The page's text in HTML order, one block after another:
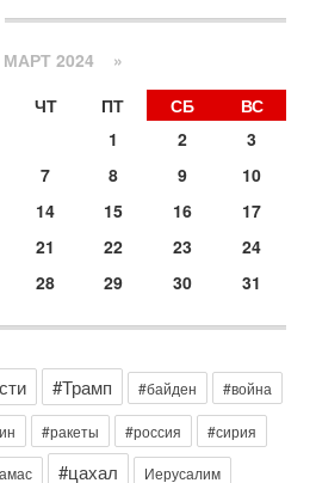
до крайних мер? Разбор и
Давида Шарпа
Ирана и США накаляется
в самый последний момент
тяжелых ударов
«Аркия» намерен
получить неожиданный
партий. Причем речь идет
изменит всё? Если
полноценный арабо-
2024 »
ЧТ ПТ СБ
ВС
1
2
3
7 8 9
10
14 15 16
17
21 22 23
24
28 29 30 31
#Трамп #байден #война
#ракеты #россия #сирия
#цахал Иерусалим